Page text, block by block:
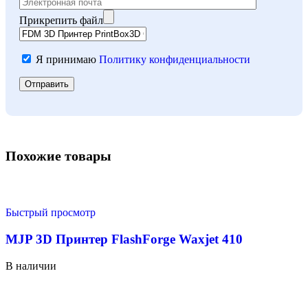
Прикрепить файл
Я принимаю Политику конфиденциальности
Похожие товары
Быстрый просмотр
MJP 3D Принтер FlashForge Waxjet 410
В наличии